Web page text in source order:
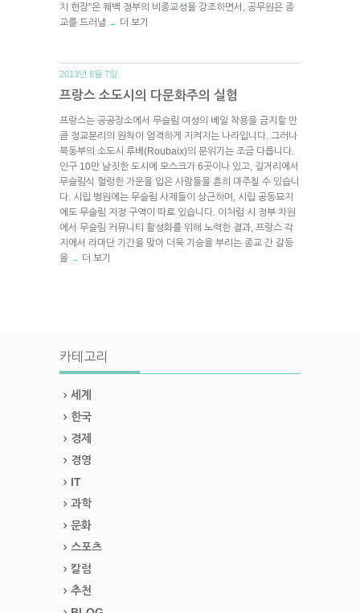
치 헌장”은 퀘벡 정부의 비종교성을 강조하면서, 공무원은 종
교를 드러낼 → 더 보기
2013년 8월 7일.
프랑스 소도시의 다문화주의 실험
프랑스는 공공장소에서 무슬림 여성의 베일 착용을 금지할 만
큼 정교분리의 원칙이 엄격하게 지켜지는 나라입니다. 그러나
북동부의 소도시 루베(Roubaix)의 분위기는 조금 다릅니다.
인구 10만 남짓한 도시에 모스크가 6곳이나 있고, 길거리에서
무슬림식 헐렁한 가운을 입은 사람들을 흔히 마주칠 수 있습니
다. 시립 병원에는 무슬림 사제들이 상근하며, 시립 공동묘지
에도 무슬림 지정 구역이 따로 있습니다. 이처럼 시 정부 차원
에서 무슬림 커뮤니티 활성화를 위해 노력한 결과, 프랑스 각
지에서 라마단 기간을 맞아 더욱 기승을 부리는 종교 간 갈등
을 → 더 보기
카테고리
세계
한국
경제
경영
IT
과학
문화
스포츠
칼럼
추천